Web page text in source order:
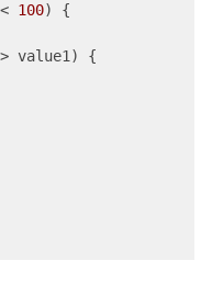
100) {
value1) {